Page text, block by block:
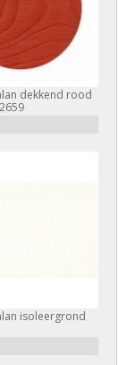
dekkend rood
isoleergrond